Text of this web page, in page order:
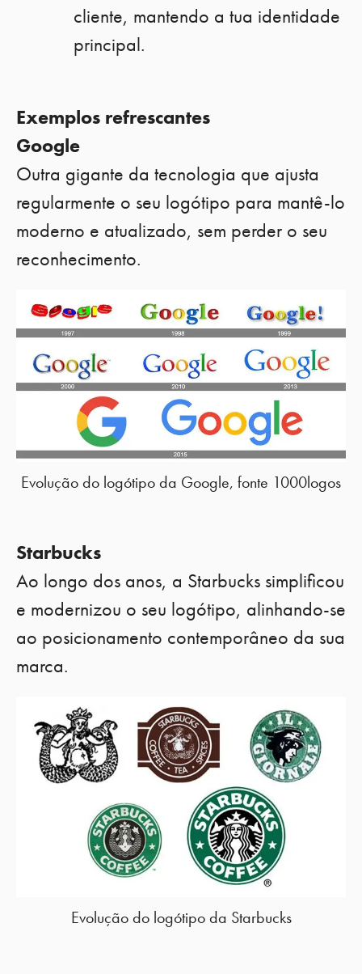
cliente, mantendo a tua identidade
principal.
Exemplos refrescantes
Google
Outra gigante da tecnologia que ajusta
regularmente o seu logótipo para mantê-lo
moderno e atualizado, sem perder o seu
reconhecimento.
Evolução do logótipo da Google, fonte 1000logos
Starbucks
Ao longo dos anos, a Starbucks simplificou
e modernizou o seu logótipo, alinhando-se
ao posicionamento contemporâneo da sua
marca.
Evolução do logótipo da Starbucks